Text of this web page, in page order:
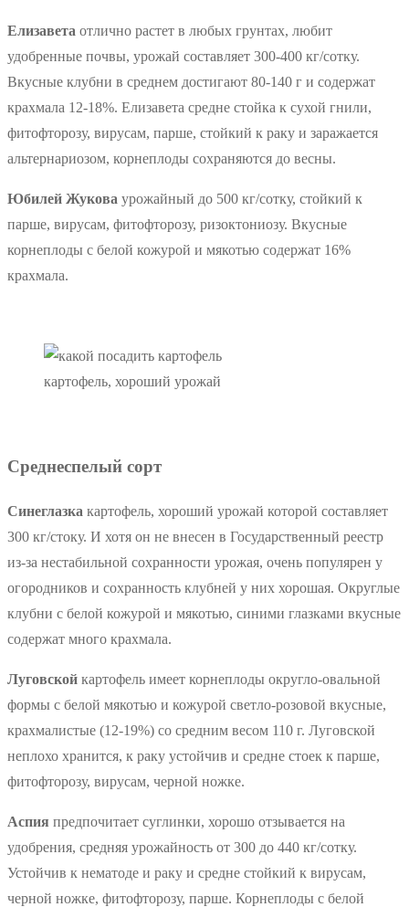
Елизавета отлично растет в любых грунтах, любит
удобренные почвы, урожай составляет 300-400 кг/сотку.
Вкусные клубни в среднем достигают 80-140 г и содержат
крахмала 12-18%. Елизавета средне стойка к сухой гнили,
фитофторозу, вирусам, парше, стойкий к раку и заражается
альтернариозом, корнеплоды сохраняются до весны.
Юбилей Жукова урожайный до 500 кг/сотку, стойкий к
парше, вирусам, фитофторозу, ризоктониозу. Вкусные
корнеплоды с белой кожурой и мякотью содержат 16%
крахмала.
картофель, хороший урожай
Среднеспелый сорт
Синеглазка картофель, хороший урожай которой составляет
300 кг/стоку. И хотя он не внесен в Государственный реестр
из-за нестабильной сохранности урожая, очень популярен у
огородников и сохранность клубней у них хорошая. Округлые
клубни с белой кожурой и мякотью, синими глазками вкусные
содержат много крахмала.
Луговской картофель имеет корнеплоды округло-овальной
формы с белой мякотью и кожурой светло-розовой вкусные,
крахмалистые (12-19%) со средним весом 110 г. Луговской
неплохо хранится, к раку устойчив и средне стоек к парше,
фитофторозу, вирусам, черной ножке.
Аспия предпочитает суглинки, хорошо отзывается на
удобрения, средняя урожайность от 300 до 440 кг/сотку.
Устойчив к нематоде и раку и средне стойкий к вирусам,
черной ножке, фитофторозу, парше. Корнеплоды с белой